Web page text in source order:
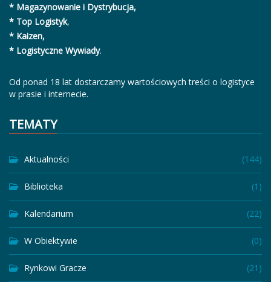
* Magazynowanie i Dystrybucja,
* Top Logistyk,
* Kaizen,
* Logistyczne Wywiady.
Od ponad 18 lat dostarczamy wartościowych treści o logistyce
w prasie i internecie.
TEMATY
Aktualności (144)
Biblioteka (1)
Kalendarium (22)
W Obiektywie (0)
Rynkowi Gracze (21)